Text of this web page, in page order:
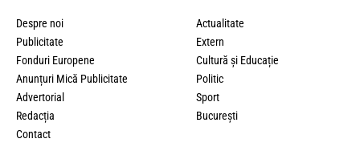
Despre noi
Publicitate
Fonduri Europene
Anunțuri Mică Publicitate
Advertorial
Redacția
Contact
Actualitate
Extern
Cultură și Educație
Politic
Sport
București